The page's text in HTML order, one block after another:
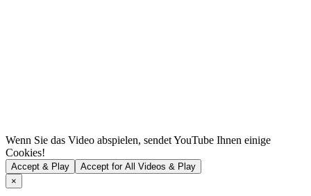
Wenn Sie das Video abspielen, sendet YouTube Ihnen einige
Cookies!
Accept & Play
Accept for All Videos & Play
×